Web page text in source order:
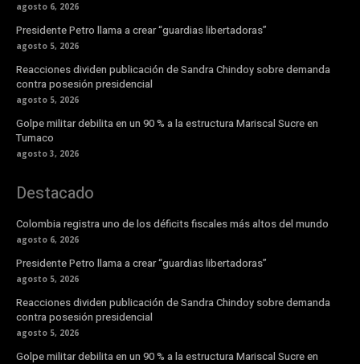
agosto 6, 2026
Presidente Petro llama a crear “guardias libertadoras”
agosto 5, 2026
Reacciones dividen publicación de Sandra Chindoy sobre demanda
contra posesión presidencial
agosto 5, 2026
Golpe militar debilita en un 90 % a la estructura Mariscal Sucre en
Tumaco
agosto 3, 2026
Destacado
Colombia registra uno de los déficits fiscales más altos del mundo
agosto 6, 2026
Presidente Petro llama a crear “guardias libertadoras”
agosto 5, 2026
Reacciones dividen publicación de Sandra Chindoy sobre demanda
contra posesión presidencial
agosto 5, 2026
Golpe militar debilita en un 90 % a la estructura Mariscal Sucre en